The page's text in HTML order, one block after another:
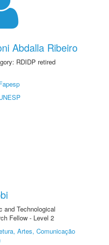
Abdalla Ribeiro
RDIDP retired
and Technological
Fellow - Level 2
Artes, Comunicação